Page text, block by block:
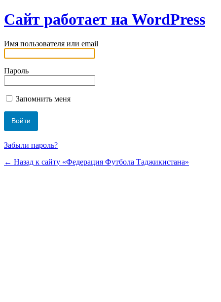
Сайт работает на WordPress
Имя пользователя или email
Пароль
Запомнить меня
Забыли пароль?
← Назад к сайту «Федерация Футбола Таджикистана»